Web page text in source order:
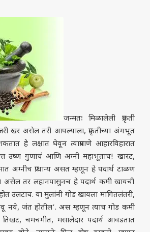
जन्मतः मिळालेली प्रकृती
खर असेल तरी आपल्याला, प्रकृतीच्या अंगभूत
हे लक्षात घेवून त्याप्रमाणे आहारविहारात
उष्ण गुणाचं आणि अग्नी महाभूताच! खारट,
अग्नीच प्राधान्य असत म्हणून हे पदार्थ टाळण
असेल तर लहानपासुनच हे पदार्थ कमी खायची
उलटाच. या मुलांनी गोड खायला मागितलंतरी,
नये, जंत होतील’. अस म्हणून त्याच गोड कमी
चमचमीत, मसालेदार पदार्थ आवडतात